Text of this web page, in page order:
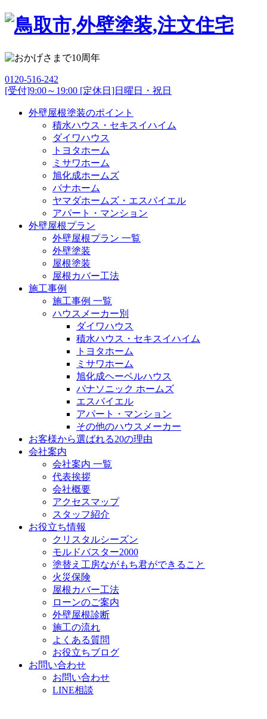
0120-516-242
[受付]9:00～19:00 [定休日]日曜日・祝日
外壁屋根塗装のポイント
積水ハウス・セキスイハイム
ダイワハウス
トヨタホーム
ミサワホーム
旭化成ホームズ
パナホーム
ヤマダホームズ・エスバイエル
アパート・マンション
外壁屋根プラン
外壁屋根プラン 一覧
外壁塗装
屋根塗装
屋根カバー工法
施工事例
施工事例 一覧
ハウスメーカー別
ダイワハウス
積水ハウス・セキスイハイム
トヨタホーム
ミサワホーム
旭化成ヘーベルハウス
パナソニック ホームズ
エスバイエル
アパート・マンション
その他のハウスメーカー
お客様から選ばれる20の理由
会社案内
会社案内 一覧
代表挨拶
会社概要
アクセスマップ
スタッフ紹介
お役立ち情報
クリスタルシーズン
モルドバスター2000
塗替え工房ながもち君ができること
火災保険
屋根カバー工法
ローンのご案内
外壁屋根診断
施工の流れ
よくある質問
お役立ちブログ
お問い合わせ
お問い合わせ
LINE相談